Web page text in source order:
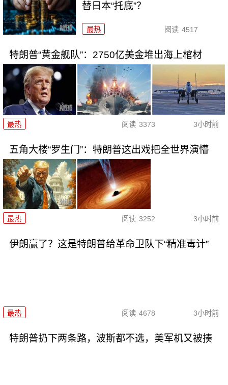
替日本“托底”？
最热 阅读 4517
特朗普“黄金舰队”：2750亿美金堆出海上棺材
最热 阅读 3373 3小时前
五角大楼“罗生门”：特朗普这出戏把全世界演懵
最热 阅读 3252 3小时前
伊朗赢了？这是特朗普给革命卫队下“精准毒计”
最热 阅读 4678 3小时前
特朗普扔下两条路，波斯都不选，美军机又被揍